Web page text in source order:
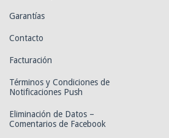
Garantías
Contacto
Facturación
Términos y Condiciones de
Notificaciones Push
Eliminación de Datos –
Comentarios de Facebook